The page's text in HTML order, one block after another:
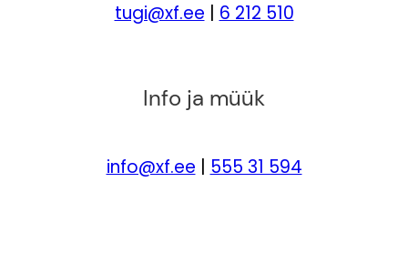
tugi@xf.ee|6 212 510
Info ja müük
info@xf.ee | 555 31 594